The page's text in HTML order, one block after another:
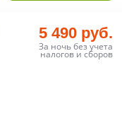
5 490 руб.
За ночь без учета
налогов и сборов